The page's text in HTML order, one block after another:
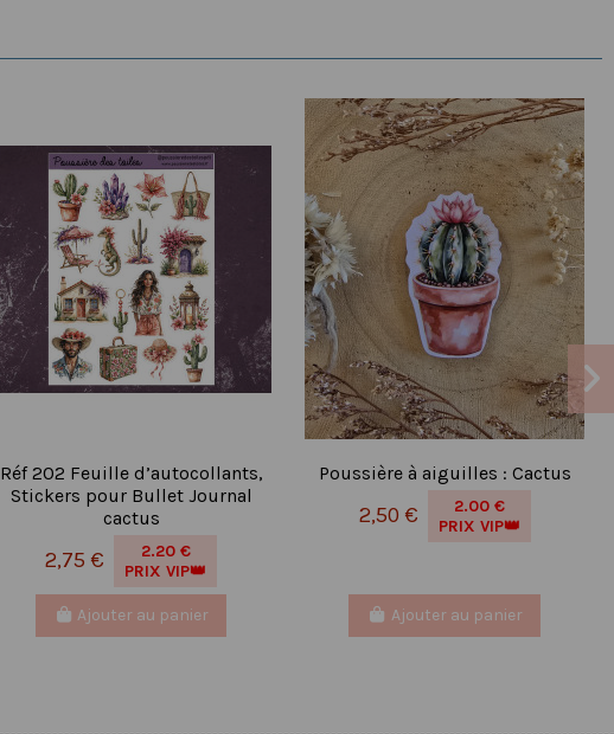
Réf 202 Feuille d’autocollants,
Stickers pour Bullet Journal
cactus
2,75 €
2.20 €
PRIX VIP👑
Ajouter au panier
Poussière à aiguilles : Cactus
2,50 €
2.00 €
PRIX VIP👑
Ajouter au panier